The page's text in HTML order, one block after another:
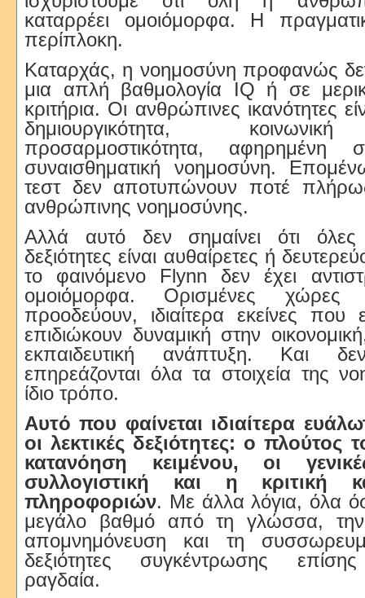
καταρρέει ομοιόμορφα. Η
περίπλοκη.
Καταρχάς, η νοημοσύνη προφανώς δεν
μια απλή βαθμολογία IQ ή σε
κριτήρια. Οι ανθρώπινες ικανότητες
δημιουργικότητα,
προσαρμοστικότητα, αφηρημένη
συναισθηματική νοημοσύνη.
τεστ δεν αποτυπώνουν ποτέ
ανθρώπινης νοημοσύνης.
Αλλά αυτό δεν σημαίνει ότι όλες
δεξιότητες είναι αυθαίρετες ή
το φαινόμενο Flynn δεν έχει
ομοιόμορφα. Ορισμένες χώρες
προοδεύουν, ιδιαίτερα εκείνες που
επιδιώκουν δυναμική στην
εκπαιδευτική ανάπτυξη. Και
επηρεάζονται όλα τα στοιχεία της
ίδιο τρόπο.
Αυτό που φαίνεται ιδιαίτερα
οι λεκτικές δεξιότητες: ο πλούτος
κατανόηση κειμένου, οι
συλλογιστική και η κριτική
πληροφοριών. Με άλλα λόγια, όλα
μεγάλο βαθμό από τη γλώσσα,
απομνημόνευση και τη
δεξιότητες συγκέντρωσης επίσης
ραγδαία.